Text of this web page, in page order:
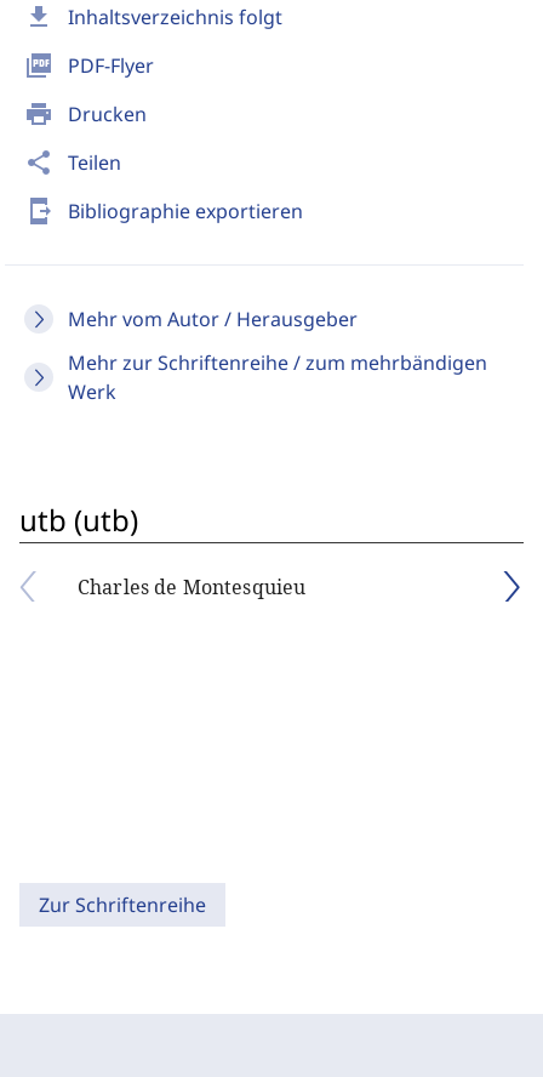
download Inhaltsverzeichnis folgt
picture_as_pdf PDF-Flyer
print Drucken
share Teilen
send_to_mobile Bibliographie exportieren
Mehr vom Autor / Herausgeber
Mehr zur Schriftenreihe / zum mehrbändigen
Werk
utb (utb)
Charles de Montesquieu
Zur Schriftenreihe